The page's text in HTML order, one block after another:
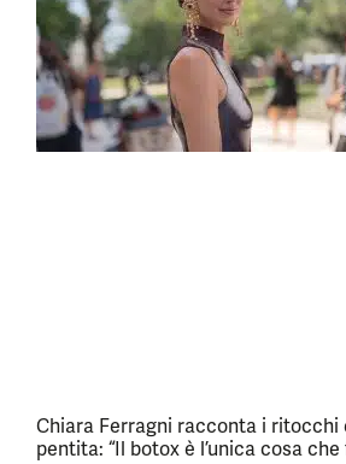
Chiara Ferragni racconta i ritocchi
pentita: “Il botox è l’unica cosa che